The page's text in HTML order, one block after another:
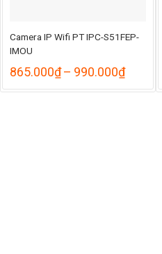
Camera IP Wifi PT IPC-S51FEP-
IMOU
865.000₫– 990.000₫
giá:
từ